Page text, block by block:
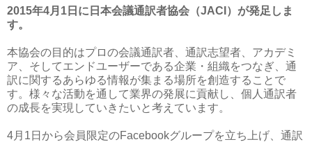
2015年4月1日に日本会議通訳者協会（JACI）が発足しま
す。
本協会の目的はプロの会議通訳者、通訳志望者、アカデミ
ア、そしてエンドユーザーである企業・組織をつなぎ、通
訳に関するあらゆる情報が集まる場所を創造することで
す。様々な活動を通して業界の発展に貢献し、個人通訳者
の成長を実現していきたいと考えています。
4月1日から会員限定のFacebookグループを立ち上げ、通訳